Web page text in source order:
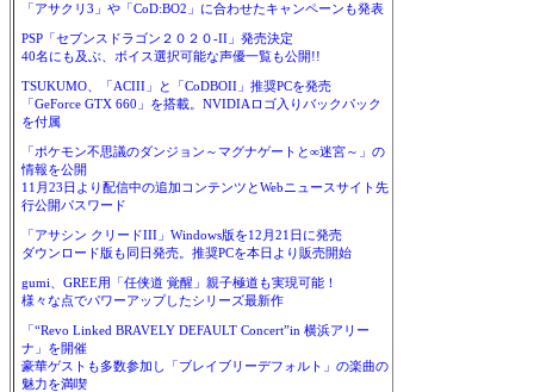
「アサクリ3」や「CoD:BO2」に合わせたキャンペーンも発表
PSP「セブンスドラゴン２０２０-II」発売決定
40名にも及ぶ、ボイス選択可能な声優一覧も公開!!
TSUKUMO、「ACIII」と「CoDBOII」推奨PCを発売
「GeForce GTX 660」を搭載。NVIDIAロゴ入りバックパック
を付属
「ポケモン不思議のダンジョン～マグナゲートと∞迷宮～」の
情報を公開
11月23日より配信中の追加コンテンツとWebニュースサイト先
行公開パスワード
「アサシン クリードIII」Windows版を12月21日に発売
ダウンロード版も同日発売。推奨PCを本日より販売開始
gumi、GREE用「任侠道 覚醒」親子極道も実現可能！
様々な点でパワーアップしたシリーズ最新作
「“Revo Linked BRAVELY DEFAULT Concert”in 横浜アリー
ナ」を開催
豪華ゲストも多数参加し「ブレイブリーデフォルト」の楽曲の
魅力を満喫